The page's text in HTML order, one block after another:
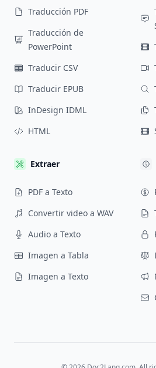
Traducción PDF
Traducción de
PowerPoint
Traducir CSV
Traducir EPUB
InDesign IDML
HTML
Extraer
PDF a Texto
Convertir video a WAV
Audio a Texto
Imagen a Tabla
Imagen a Texto